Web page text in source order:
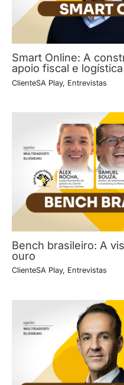
Smart Online: A
apoio fiscal e
ClienteSA Play, Entrevistas
Bench brasileiro: A
ouro
ClienteSA Play, Entrevistas